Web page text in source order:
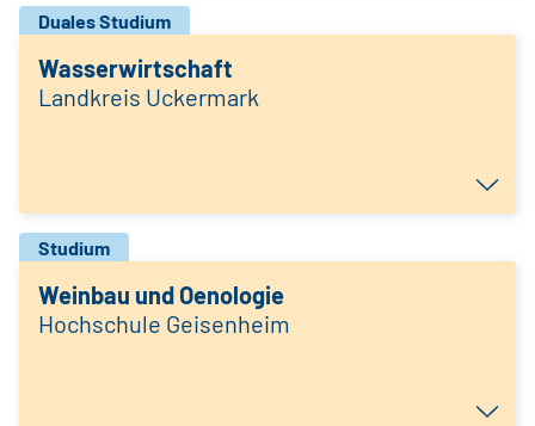
Duales Studium
Wasserwirtschaft
Landkreis Uckermark
Studium
Weinbau und Oenologie
Hochschule Geisenheim